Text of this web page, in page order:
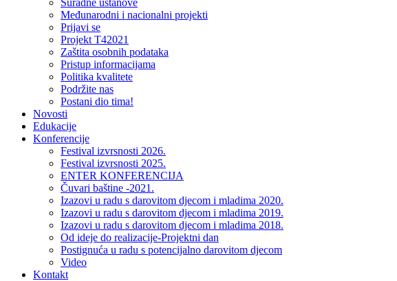
Suradne ustanove
Međunarodni i nacionalni projekti
Prijavi se
Projekt T42021
Zaštita osobnih podataka
Pristup informacijama
Politika kvalitete
Podržite nas
Postani dio tima!
Novosti
Edukacije
Konferencije
Festival izvrsnosti 2026.
Festival izvrsnosti 2025.
ENTER KONFERENCIJA
Čuvari baštine -2021.
Izazovi u radu s darovitom djecom i mladima 2020.
Izazovi u radu s darovitom djecom i mladima 2019.
Izazovi u radu s darovitom djecom i mladima 2018.
Od ideje do realizacije-Projektni dan
Postignuća u radu s potencijalno darovitom djecom
Video
Kontakt